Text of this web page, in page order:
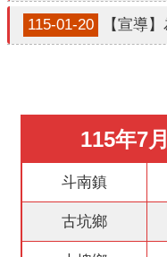
主
115-01-20 【宣導】
115年7
斗南鎮
古坑鄉